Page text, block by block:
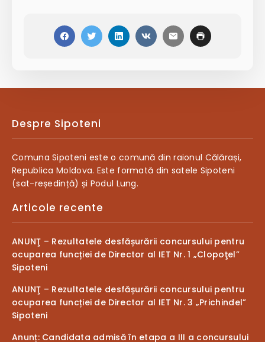
Despre Sipoteni
Comuna Sipoteni este o comună din raionul Călărași,
Republica Moldova. Este formată din satele Sipoteni
(sat-reședință) și Podul Lung.
Articole recente
ANUNŢ – Rezultatele desfășurării concursului pentru
ocuparea funcției de Director al IET Nr. 1 „Clopoţel”
Sipoteni
ANUNŢ – Rezultatele desfășurării concursului pentru
ocuparea funcției de Director al IET Nr. 3 „Prichindel”
Sipoteni
Anunț: Candidata admisă în etapa a III a concursului